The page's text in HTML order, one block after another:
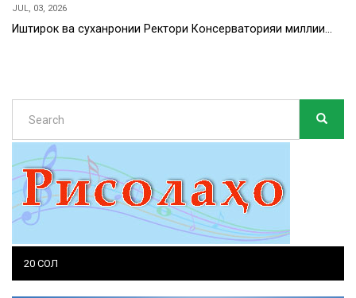
JUL, 03, 2026
Иштирок ва суханронии Ректори Консерваторияи миллии…
Search
20 СОЛ